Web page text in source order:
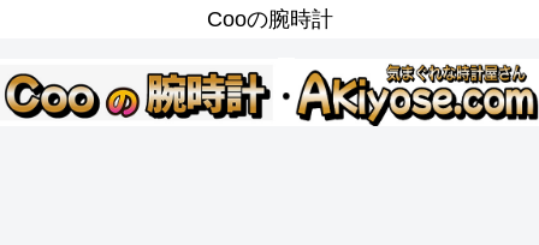
Cooの腕時計